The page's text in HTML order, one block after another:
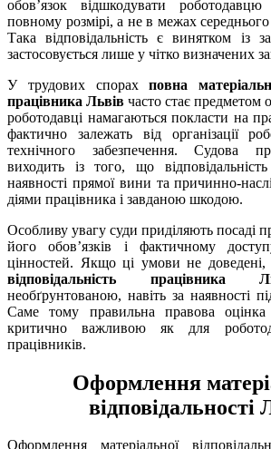
обов’язок відшкодувати
повному розмірі, а не в межах середнього
Така відповідальність є винятком із
застосовується лише у чітко визначених
У трудових спорахповна
працівника Львів часто стає предметом
роботодавці намагаються покласти на
фактично залежать від організації
технічного забезпечення. Судова
виходить із того, що
наявності прямої вини та причинно-
діями працівника і завданою шкодою.
Особливу увагу суди приділяють посаді
його обов’язків і фактичному
цінностей. Якщо ці умови не
відповідальність працівника
необґрунтованою, навіть за наявності
Саме тому правильна правова
критично важливою як для
працівників.
Оформлення
відповідальності
Оформлення матеріальної